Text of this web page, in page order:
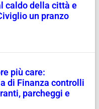
caldo della città e
un pranzo
più care:
di Finanza controlli
parcheggi e